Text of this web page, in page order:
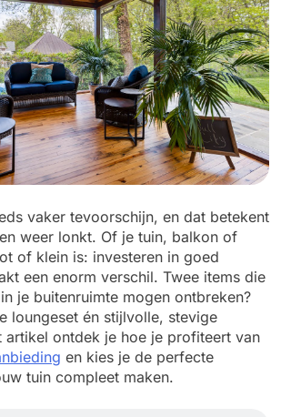
vaker tevoorschijn, en dat betekent
weer lonkt. Of je tuin, balkon of
of klein is: investeren in goed
een enorm verschil. Twee items die
je buitenruimte mogen ontbreken?
loungeset én stijlvolle, stevige
artikel ontdek je hoe je profiteert van
en kies je de perfecte
tuin compleet maken.